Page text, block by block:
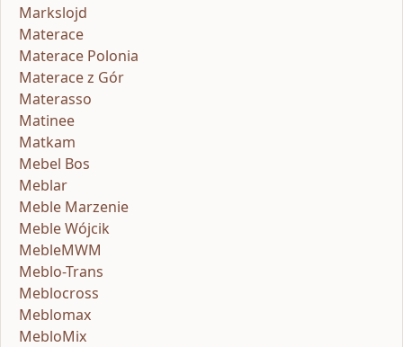
Markslojd
Materace
Materace Polonia
Materace z Gór
Materasso
Matinee
Matkam
Mebel Bos
Meblar
Meble Marzenie
Meble Wójcik
MebleMWM
Meblo-Trans
Meblocross
Meblomax
MebloMix